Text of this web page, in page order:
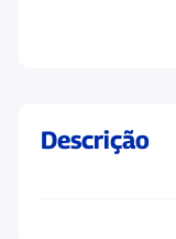
Descrição